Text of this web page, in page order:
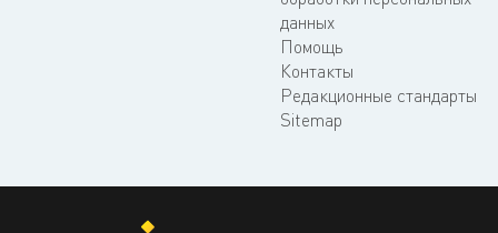
данных
Помощь
Контакты
Редакционные стандарты
Sitemap